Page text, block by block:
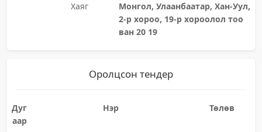
Хаяг
Монгол, Улаанбаатар, Хан-Уул,
2-р хороо, 19-р хороолол тоо
ван 20 19
Оролцсон тендер
Дуг
аар
Нэр Төлөв